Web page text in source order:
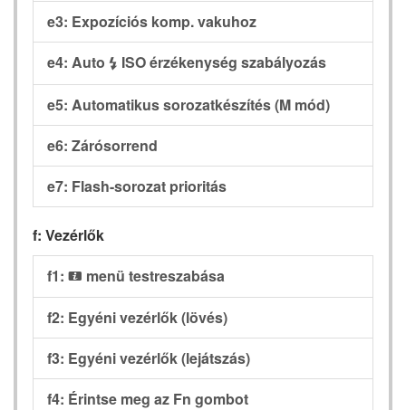
e3: Expozíciós komp. vakuhoz
e4: Auto c ISO érzékenység szabályozás
e5: Automatikus sorozatkészítés (M mód)
e6: Zárósorrend
e7: Flash-sorozat prioritás
f: Vezérlők
f1: i menü testreszabása
f2: Egyéni vezérlők (lövés)
f3: Egyéni vezérlők (lejátszás)
f4: Érintse meg az Fn gombot